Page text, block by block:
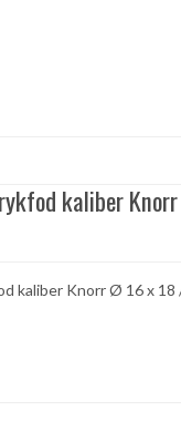
kaliber Knorr
kaliber Knorr Ø 16 x 18